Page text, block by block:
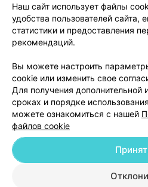
Вакансии
Написать
Обработка
© 2026 ООО «Артокс Лаб», УНП 191700409
Наш сайт использует файлы
удобства пользователей сайта,
статистики и предоставления
рекомендаций.
Вы можете настроить
cookie или изменить свое
Для получения дополнительной
сроках и порядке
можете ознакомиться с нашей
файлов cookie